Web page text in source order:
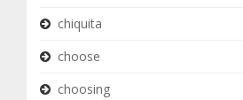
chiquita
choose
choosing